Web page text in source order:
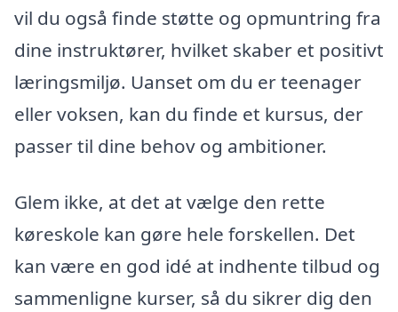
vil du også finde støtte og opmuntring fra
dine instruktører, hvilket skaber et positivt
læringsmiljø. Uanset om du er teenager
eller voksen, kan du finde et kursus, der
passer til dine behov og ambitioner.
Glem ikke, at det at vælge den rette
køreskole kan gøre hele forskellen. Det
kan være en god idé at indhente tilbud og
sammenligne kurser, så du sikrer dig den